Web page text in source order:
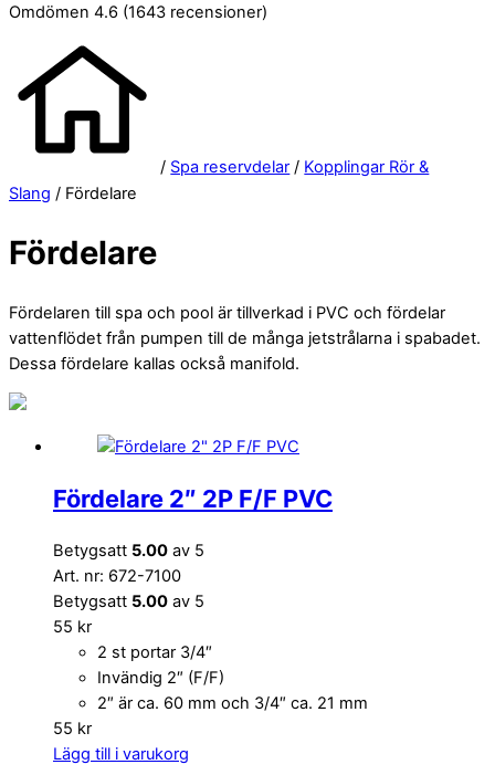
Menu
Omdömen 4.6 (1643 recensioner)
/ Spa reservdelar / Kopplingar Rör &
Slang / Fördelare
Fördelare
Fördelaren till spa och pool är tillverkad i PVC och fördelar
vattenflödet från pumpen till de många jetstrålarna i spabadet.
Dessa fördelare kallas också manifold.
Fördelare 2″ 2P F/F PVC
Betygsatt 5.00 av 5
Art. nr: 672-7100
Betygsatt 5.00 av 5
55 kr
2 st portar 3/4″
Invändig 2″ (F/F)
2″ är ca. 60 mm och 3/4″ ca. 21 mm
55 kr
Lägg till i varukorg